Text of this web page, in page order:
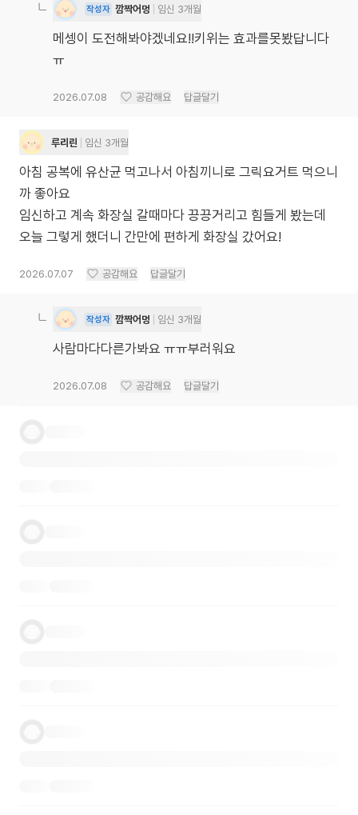
작성자 깜짝어멍 임신 3개월
메셍이 도전해봐야겠네요!!키위는 효과를못봤답니다
ㅠ
2026.07.08 공감해요 답글달기
루리린 임신 3개월
아침 공복에 유산균 먹고나서 아침끼니로 그릭요거트 먹으니
까 좋아요
임신하고 계속 화장실 갈때마다 끙끙거리고 힘들게 봤는데
오늘 그렇게 했더니 간만에 편하게 화장실 갔어요!
2026.07.07 공감해요 답글달기
작성자 깜짝어멍 임신 3개월
사람마다다른가봐요 ㅠㅠ부러워요
2026.07.08 공감해요 답글달기